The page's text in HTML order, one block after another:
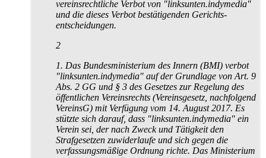
vereinsrechtliche Verbot von "linksunten.indymedia"
und die dieses Verbot bestätigenden Gerichts­
entscheidungen.
2
1. Das Bundesministerium des Innern (BMI) verbot
"linksunten.indymedia" auf der Grundlage von Art. 9
Abs. 2 GG und § 3 des Gesetzes zur Regelung des
öffentlichen Vereinsrechts (Vereinsgesetz, nachfolgend
VereinsG) mit Verfügung vom 14. August 2017. Es
stützte sich darauf, dass "linksunten.indymedia" ein
Verein sei, der nach Zweck und Tätigkeit den
Strafgesetzen zuwiderlaufe und sich gegen die
verfassungsmäßige Ordnung richte. Das Ministerium